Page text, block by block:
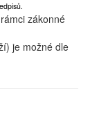
zákonné
je možné dle